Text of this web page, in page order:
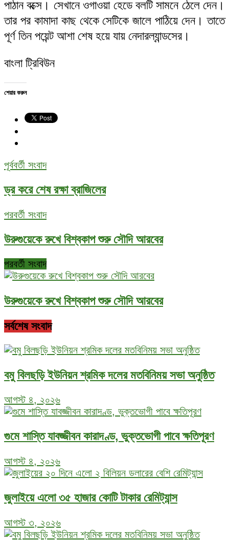
পাঠান বক্সে। সেখানে ওগাওয়া হেডে বলটি সামনে ঠেলে দেন।
তার পর কামাদা কাছ থেকে সেটিকে জালে পাঠিয়ে দেন। তাতে
পূর্ণ তিন পয়েন্ট আশা শেষ হয়ে যায় নেদারল্যান্ডসের।
বাংলা ট্রিবিউন
শেয়ার করুন
পূর্ববর্তী সংবাদ
ড্র করে শেষ রক্ষা ব্রাজিলের
পরবর্তী সংবাদ
উরুগুয়েকে রুখে বিশ্বকাপ শুরু সৌদি আরবের
পরবর্তী সংবাদ
উরুগুয়েকে রুখে বিশ্বকাপ শুরু সৌদি আরবের
সর্বশেষ সংবাদ
বমু বিলছড়ি ইউনিয়ন শ্রমিক দলের মতবিনিময় সভা অনুষ্ঠিত
আগস্ট ৪, ২০২৬
গুমে শাস্তি যাবজ্জীবন কারাদণ্ড, ভুক্তভোগী পাবে ক্ষতিপূরণ
আগস্ট ৪, ২০২৬
জুলাইয়ে এলো ৩৫ হাজার কোটি টাকার রেমিট্যান্স
আগস্ট ৩, ২০২৬